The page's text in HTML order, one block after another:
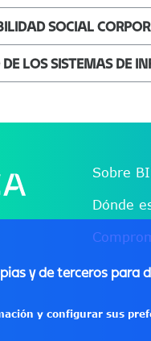
SOCIAL
LOS SISTEMAS DE
Sobre
Dónde
y de terceros
y configurar sus